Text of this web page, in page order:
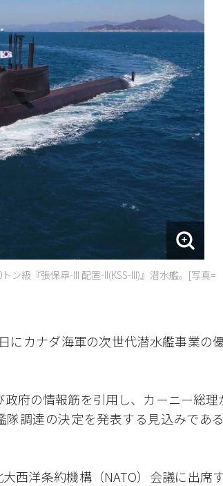
ン級『張保皐-III 配置-II(KSS-III)』潜水艦。[写真=
にカナダ海軍の次世代潜水艦事業の
府の情報筋を引用し、カーニー総理
調達の決定を発表する見込みであ
西洋条約機構（NATO）会議に出席